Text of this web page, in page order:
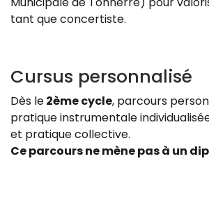
tant que concertiste.
Cursus personnalisé
Dès le2ème cycle, parcours
pratique instrumentale
et pratique collective.
Ce parcours ne mène pas à un